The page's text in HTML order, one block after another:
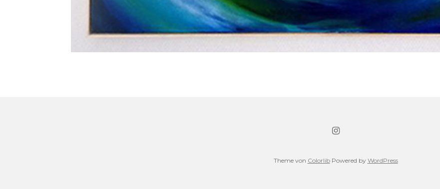
Theme von ColorlibPowered by WordPress